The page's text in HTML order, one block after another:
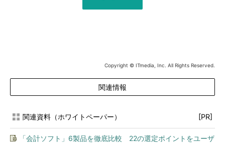
Copyright © ITmedia, Inc. All Rights Reserved.
関連情報
関連資料（ホワイトペーパー） [PR]
「会計ソフト」6製品を徹底比較 22の選定ポイントをユーザ